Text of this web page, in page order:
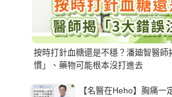
按時打針血糖還是不穩？潘廸智醫師
慣」、藥物可能根本沒打進去
【名醫在Heho】胸痛一